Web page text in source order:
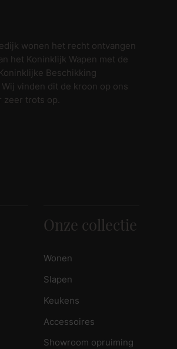
wonen het recht ontvangen
het Koninklijk Wapen met de
Beschikking
Wij vinden dit de kroon op ons
zeer trots op.
Onze collectie
Wonen
Slapen
Keukens
Accessoires
Showroom opruiming